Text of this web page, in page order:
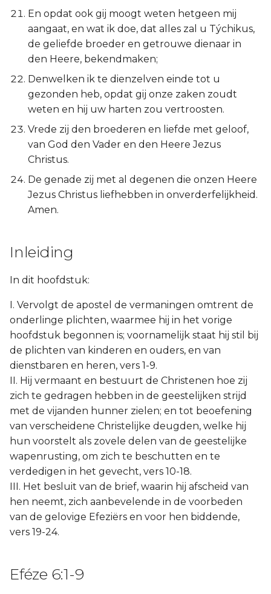
Zefánja
Haggaï
Zacharía
Maleáchi
En opdat ook gij moogt weten hetgeen mij
aangaat, en wat ik doe, dat alles zal u Týchikus,
de geliefde broeder en getrouwe dienaar in
den Heere, bekendmaken;
Denwelken ik te dienzelven einde tot u
gezonden heb, opdat gij onze zaken zoudt
weten en hij uw harten zou vertroosten.
Vrede zij den broederen en liefde met geloof,
van God den Vader en den Heere Jezus
Christus.
De genade zij met al degenen die onzen Heere
Jezus Christus liefhebben in onverderfelijkheid.
Amen.
Inleiding
In dit hoofdstuk:
I. Vervolgt de apostel de vermaningen omtrent de
onderlinge plichten, waarmee hij in het vorige
hoofdstuk begonnen is; voornamelijk staat hij stil bij
de plichten van kinderen en ouders, en van
dienstbaren en heren, vers 1-9.
II. Hij vermaant en bestuurt de Christenen hoe zij
zich te gedragen hebben in de geestelijken strijd
met de vijanden hunner zielen; en tot beoefening
van verscheidene Christelijke deugden, welke hij
hun voorstelt als zovele delen van de geestelijke
wapenrusting, om zich te beschutten en te
verdedigen in het gevecht, vers 10-18.
III. Het besluit van de brief, waarin hij afscheid van
hen neemt, zich aanbevelende in de voorbeden
van de gelovige Efeziërs en voor hen biddende,
vers 19-24.
Eféze 6:1-9